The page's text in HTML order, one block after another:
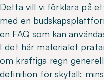
Detta vill vi förklara på
med en
en FAQ som kan
I det här materialet
om kraftiga regn
definition för skyfall: